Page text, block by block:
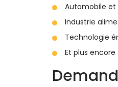
Automobile
Industrie
Technologie
Et plus encore